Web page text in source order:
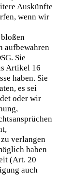
Auskünfte
wenn wir
aufbewahren
Sie
Artikel 16
haben. Sie
es sei
oder wir
verlangen
haben
(Art. 20
auch